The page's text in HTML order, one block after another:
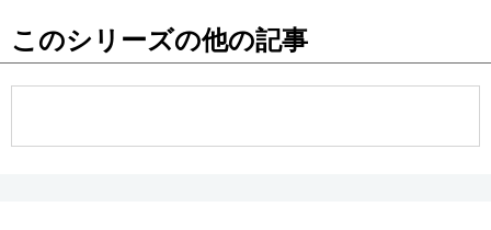
東京
このシリーズの他の記事